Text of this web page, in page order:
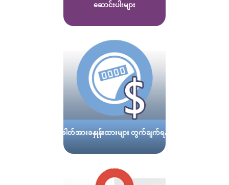
ဆောင်းပါးများ
ဓါတ်အားခနှုန်းထားများ တွက်ချက်ရန်